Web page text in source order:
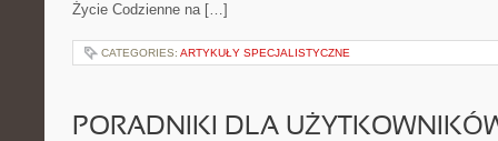
Życie Codzienne na […]
CATEGORIES: ARTYKUŁY SPECJALISTYCZNE
PORADNIKI DLA